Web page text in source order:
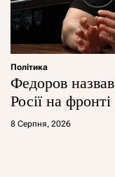
Політика
Федоров
Росії на
8 Серпня, 2026